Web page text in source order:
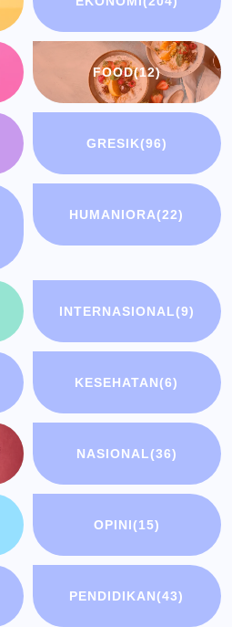
FOOD(12)
GRESIK(96)
HUMANIORA(22)
INTERNASIONAL(9)
KESEHATAN(6)
NASIONAL(36)
OPINI(15)
PENDIDIKAN(43)